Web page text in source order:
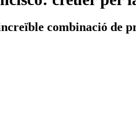
combinació de